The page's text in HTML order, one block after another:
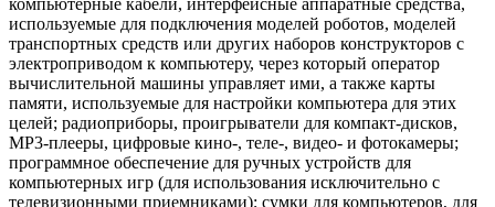
используемые для подключения моделей роботов, моделей
транспортных средств или других наборов конструкторов с
электроприводом к компьютеру, через который оператор
вычислительной машины управляет ими, а также карты
памяти, используемые для настройки компьютера для этих
целей; радиоприборы, проигрыватели для компакт-дисков,
МР3-плееры, цифровые кино-, теле-, видео- и фотокамеры;
программное обеспечение для ручных устройств для
компьютерных игр (для использования исключительно с
телевизионными приемниками); сумки для компьютеров, для